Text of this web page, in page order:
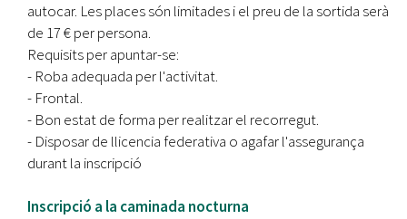
autocar. Les places són limitades i el preu de la sortida serà
de 17 € per persona.
Requisits per apuntar-se:
- Roba adequada per l'activitat.
- Frontal.
- Bon estat de forma per realitzar el recorregut.
- Disposar de llicencia federativa o agafar l'assegurança
durant la inscripció
Inscripció a la caminada nocturna